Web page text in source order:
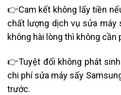
👉Cam kết không lấy tiền
chất lượng dịch vụ sửa máy
không hài lòng thì không cần
👉Tuyệt đối không phát
chi phí sửa máy sấy
trước.